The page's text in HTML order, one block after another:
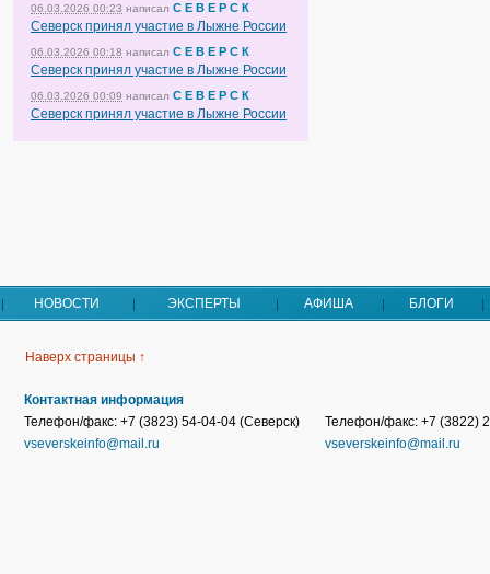
06.03.2026 00:23 написал С Е В Е Р С К
Северск принял участие в Лыжне России
06.03.2026 00:18 написал С Е В Е Р С К
Северск принял участие в Лыжне России
06.03.2026 00:09 написал С Е В Е Р С К
Северск принял участие в Лыжне России
НОВОСТИ ЭКСПЕРТЫ АФИША БЛОГИ
Наверх страницы ↑
Контактная информация
Телефон/факс: +7 (3823) 54-04-04 (Северск)
vseverskeinfo@mail.ru
Телефон/факс: +7 (3822)
vseverskeinfo@mail.ru